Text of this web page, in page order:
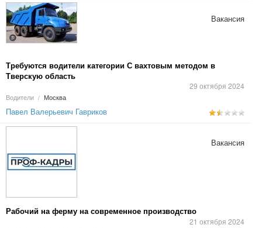
Требуются водители категории С вахтовым методом в
Тверскую область
29 октября 2024
Водители / Москва
Вакансия
Павел Валерьевич Гавриков
Рабочий на ферму на современное производство
21 октября 2024
Вакансия